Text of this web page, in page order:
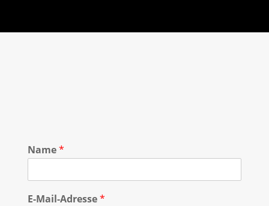
Name*
E-Mail-Adresse*